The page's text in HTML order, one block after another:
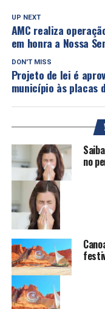
UP NEXT
AMC realiza
em honra a Nossa
DON'T MISS
Projeto de lei é
município às placas
no